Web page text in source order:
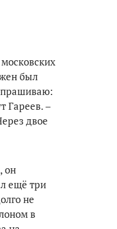
был
Гареев. –
двое
он
ещё три
не
в